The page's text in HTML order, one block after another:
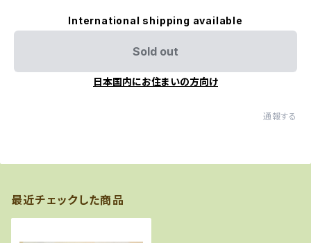
International shipping available
Sold out
日本国内にお住まいの方向け
通報する
最近チェックした商品